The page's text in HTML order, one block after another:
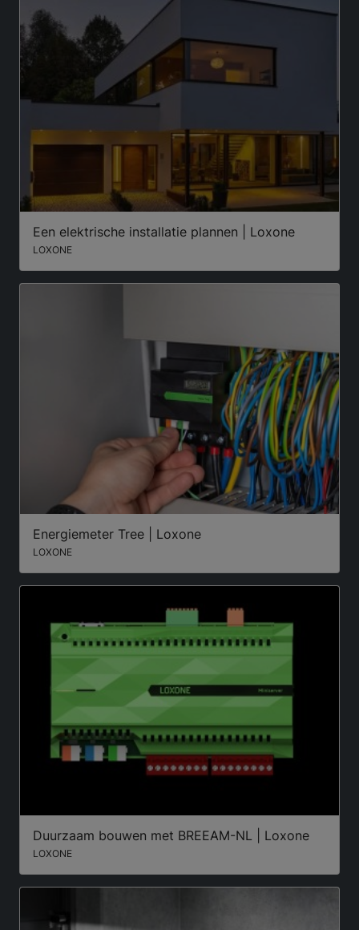
Een elektrische installatie plannen | Loxone
LOXONE
Energiemeter Tree | Loxone
LOXONE
Duurzaam bouwen met BREEAM-NL | Loxone
LOXONE